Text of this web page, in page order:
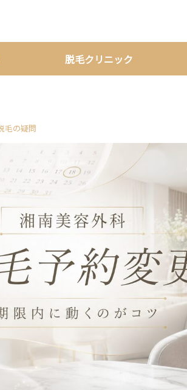
脱毛クリニック
毛の疑問
の脱毛予約変更で押さえるポイント8